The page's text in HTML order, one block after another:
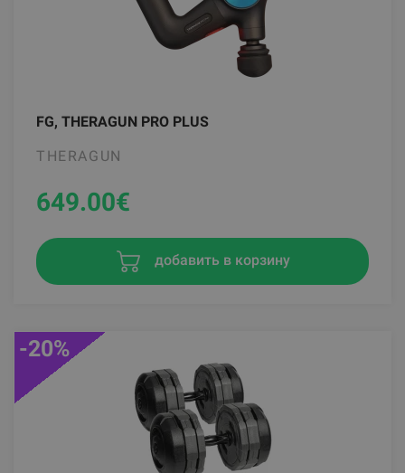
FG, THERAGUN PRO PLUS
THERAGUN
649.00€
добавить в корзину
-20%